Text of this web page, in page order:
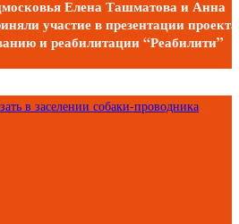
Елена Ташматова и Анна
участие в презентации проекта
и реабилитации “Реабилити”